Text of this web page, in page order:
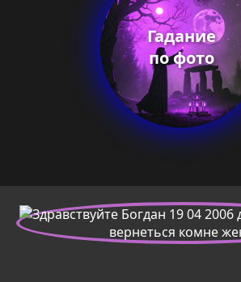
Гадание
по фото